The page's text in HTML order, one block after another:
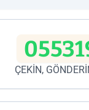
ÇEKİN,